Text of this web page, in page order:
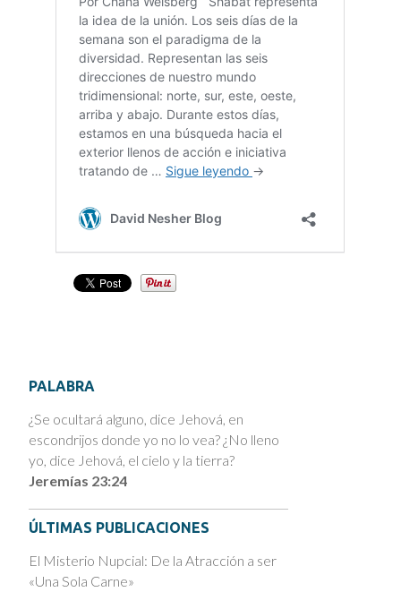
PALABRA
¿Se ocultará alguno, dice Jehová, en
escondrijos donde yo no lo vea? ¿No lleno
yo, dice Jehová, el cielo y la tierra?
Jeremías 23:24
ÚLTIMAS PUBLICACIONES
El Misterio Nupcial: De la Atracción a ser
«Una Sola Carne»